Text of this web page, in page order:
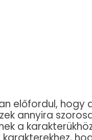
előfordul, hogy
annyira
a